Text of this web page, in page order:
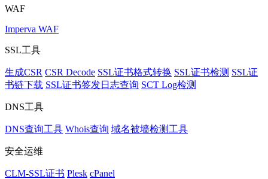
WAF
Imperva WAF
SSL工具
生成CSR CSR Decode SSL证书格式转换 SSL证书检测 SSL证
书链下载 SSL证书签发日志查询 SCT Log检测
DNS工具
DNS查询工具 Whois查询 域名被墙检测工具
安全运维
CLM-SSL证书 Plesk cPanel